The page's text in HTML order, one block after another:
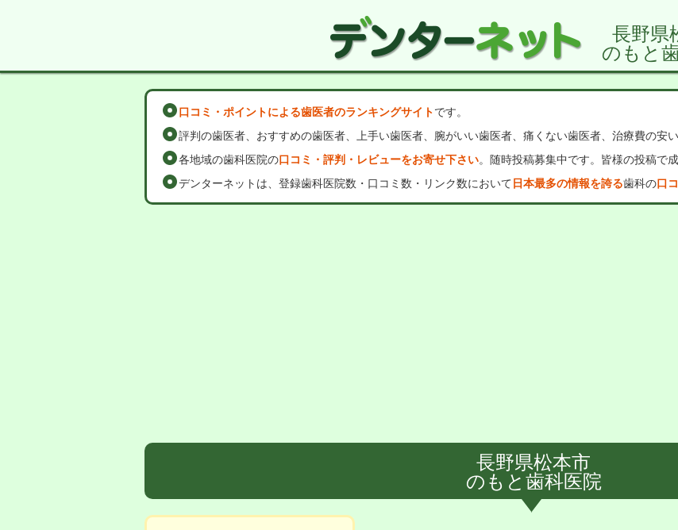
長野県
のもと
口コミ・ポイントによる歯医者のランキングサイトです。
評判の歯医者、おすすめの歯医者、上手い歯医者、腕がいい歯医者、痛くない歯医者、治療費の安い
各地域の歯科医院の口コミ・評判・レビューをお寄せ下さい。随時投稿募集中です。皆様の投稿で
デンターネットは、登録歯科医院数・口コミ数・リンク数において 日本最多の情報を誇る歯科の口
長野県松本市
のもと歯科医院